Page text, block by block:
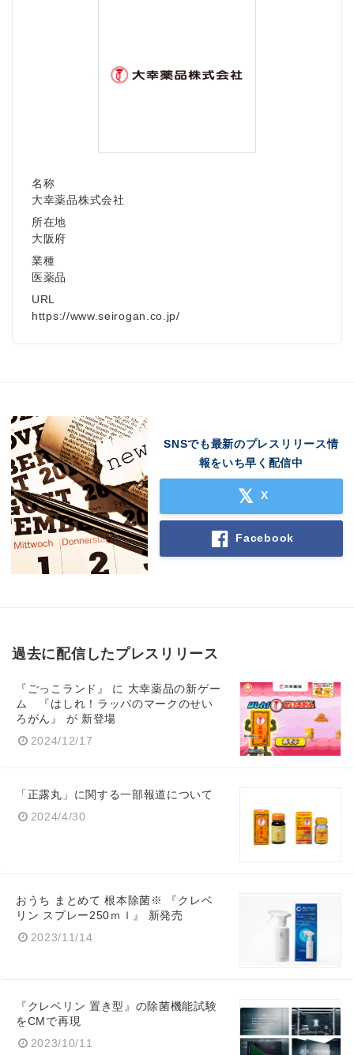
名称
大幸薬品株式会社
所在地
大阪府
業種
医薬品
URL
https://www.seirogan.co.jp/
SNSでも最新のプレスリリース情
報をいち早く配信中
X
Facebook
過去に配信したプレスリリース
『ごっこランド』 に 大幸薬品の新ゲー
ム 『はしれ！ラッパのマークのせい
ろがん』 が 新登場
2024/12/17
「正露丸」に関する一部報道について
2024/4/30
おうち まとめて 根本除菌※ 『クレベ
リン スプレー250ｍｌ』 新発売
2023/11/14
『クレベリン 置き型』の除菌機能試験
をCMで再現
2023/10/11